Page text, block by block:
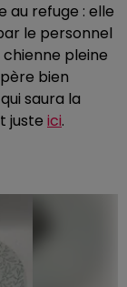
au refuge : elle
le personnel
pleine
bien
saura la
juste ici.